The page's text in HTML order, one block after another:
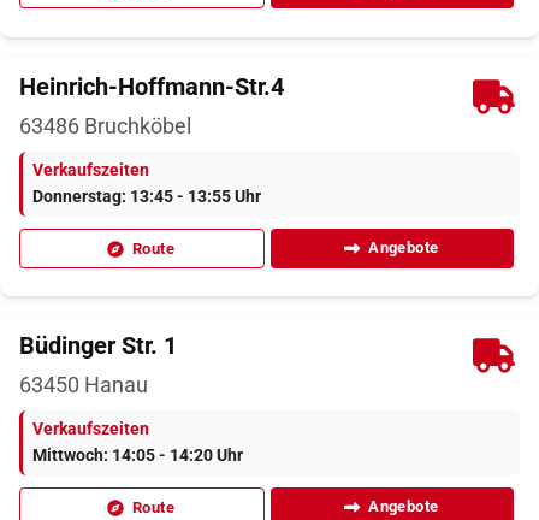
Heinrich-Hoffmann-Str.4
63486 Bruchköbel
Verkaufszeiten
Donnerstag: 13:45 - 13:55 Uhr
Route Angebote
Büdinger Str. 1
63450 Hanau
Verkaufszeiten
Mittwoch: 14:05 - 14:20 Uhr
Route Angebote